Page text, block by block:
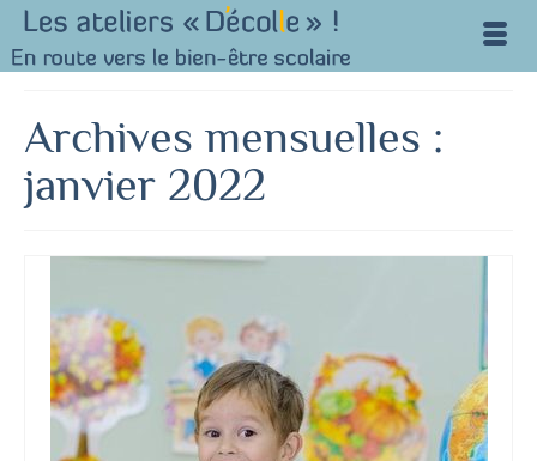
Archives mensuelles :
janvier 2022